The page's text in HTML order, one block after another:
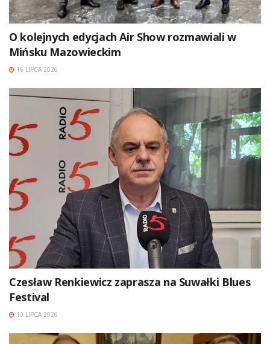
O kolejnych edycjach Air Show rozmawiali w
Mińsku Mazowieckim
16 LIPCA 2026
Czesław Renkiewicz zaprasza na Suwałki Blues
Festival
10 LIPCA 2026